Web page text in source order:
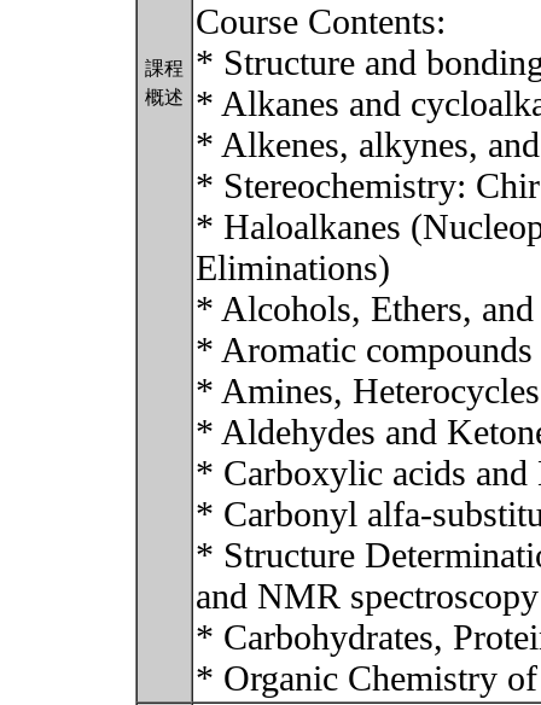
課程
概述
Course Contents:
* Structure and
* Alkanes and
* Alkenes, alkynes,
* Stereochemistry:
* Haloalkanes
Eliminations)
* Alcohols, Ethers,
* Aromatic
* Amines, Heterocycles
* Aldehydes and
* Carboxylic acids and
* Carbonyl alfa-
* Structure
and NMR spectroscopy
* Carbohydrates,
* Organic Chemistry